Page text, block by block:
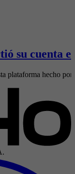
su cuenta
plataforma hecho